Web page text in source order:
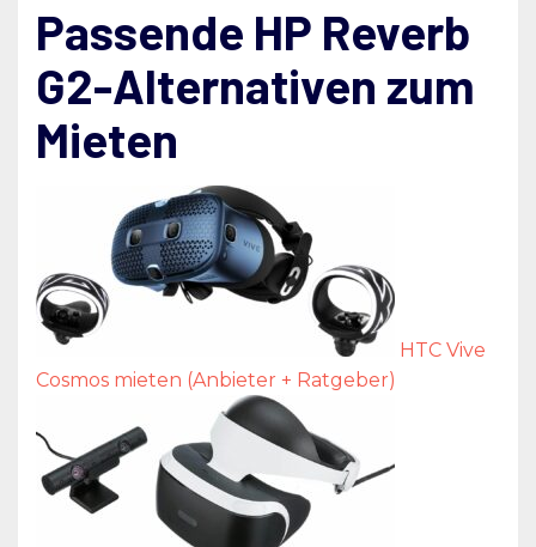
Passende HP Reverb
G2-Alternativen zum
Mieten
HTC Vive
Cosmos mieten (Anbieter + Ratgeber)